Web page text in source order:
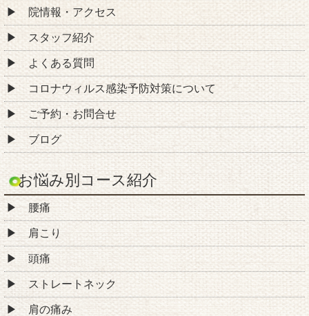
院情報・アクセス
スタッフ紹介
よくある質問
コロナウィルス感染予防対策について
ご予約・お問合せ
ブログ
お悩み別コース紹介
腰痛
肩こり
頭痛
ストレートネック
肩の痛み